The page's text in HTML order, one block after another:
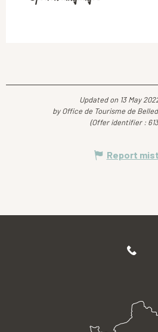
Updated on 13 May
by Office de Tourisme de
(Offer identifier :
Report